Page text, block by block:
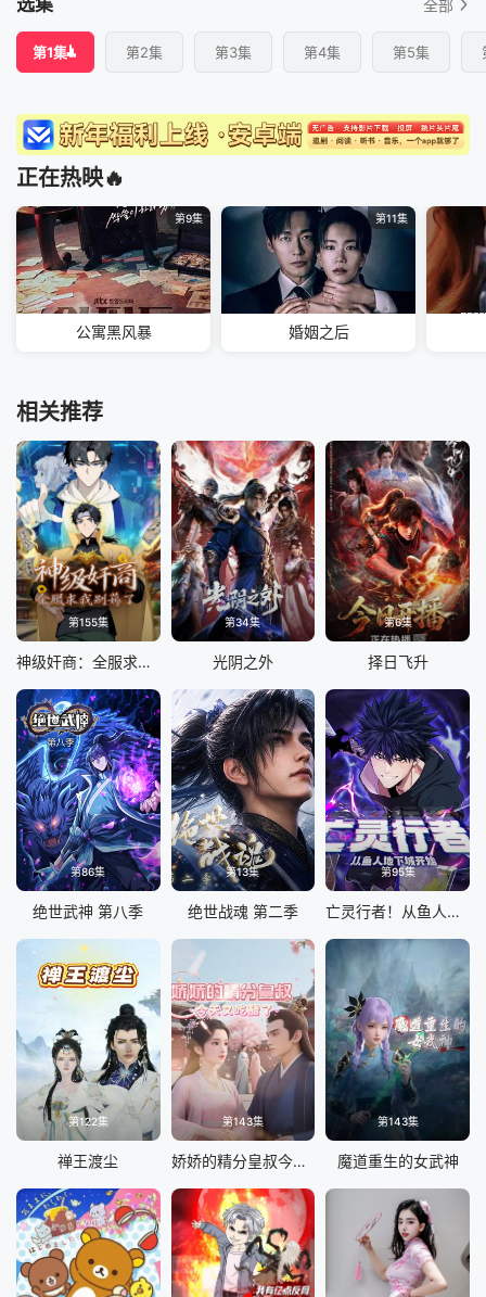
选集 全部
第1集 第2集 第3集 第4集 第5集
正在热映🔥
第9集
公寓黑风暴
第11集
婚姻之后
相关推荐
第155集
神级奸商：全服求我别薅了 动态漫画
第34集
光阴之外
第6集
择日飞升
第86集
绝世武神 第八季
第13集
绝世战魂 第二季
第95集
亡灵行者！从鱼人地下城开始 动态漫画
第122集
禅王渡尘
第143集
娇娇的精分皇叔今天又吃醋了
第143集
魔道重生的女武神